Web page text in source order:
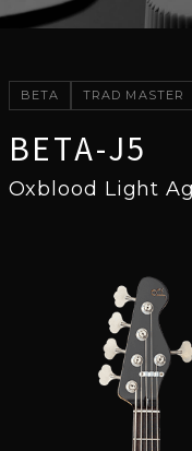
BETA TRAD MASTER
BETA-J5
Oxblood Light